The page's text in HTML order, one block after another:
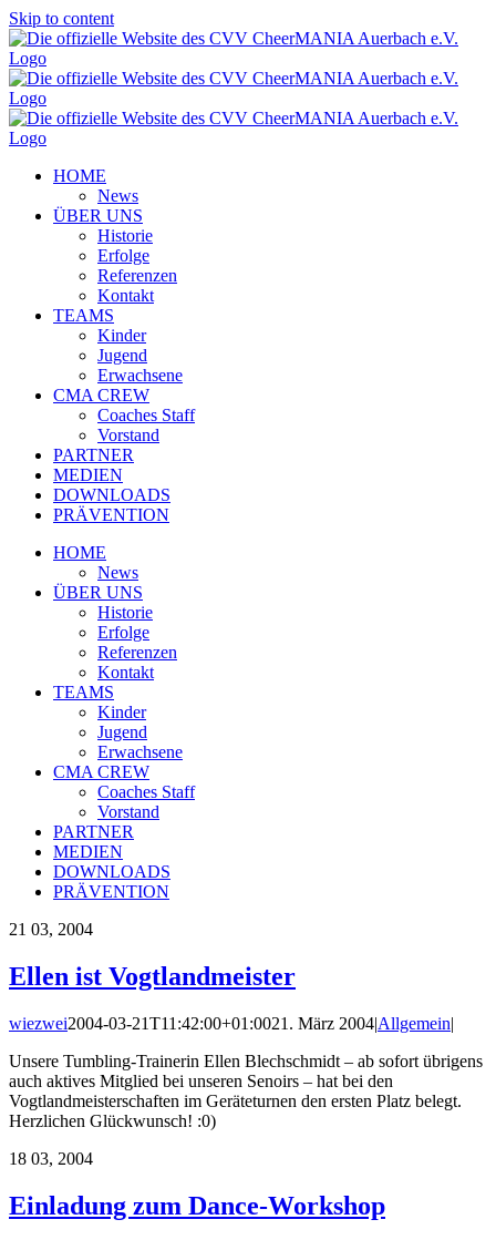
Skip to content
HOME
News
ÜBER UNS
Historie
Erfolge
Referenzen
Kontakt
TEAMS
Kinder
Jugend
Erwachsene
CMA CREW
Coaches Staff
Vorstand
PARTNER
MEDIEN
DOWNLOADS
PRÄVENTION
HOME
News
ÜBER UNS
Historie
Erfolge
Referenzen
Kontakt
TEAMS
Kinder
Jugend
Erwachsene
CMA CREW
Coaches Staff
Vorstand
PARTNER
MEDIEN
DOWNLOADS
PRÄVENTION
21 03, 2004
Ellen ist Vogtlandmeister
wiezwei2004-03-21T11:42:00+01:0021. März 2004|Allgemein|
Unsere Tumbling-Trainerin Ellen Blechschmidt – ab sofort übrigens
auch aktives Mitglied bei unseren Senoirs – hat bei den
Vogtlandmeisterschaften im Geräteturnen den ersten Platz belegt.
Herzlichen Glückwunsch! :0)
18 03, 2004
Einladung zum Dance-Workshop